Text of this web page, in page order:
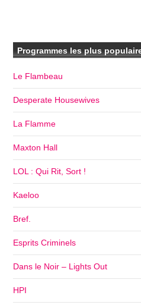
Programmes les plus
Le Flambeau
Desperate Housewives
La Flamme
Maxton Hall
LOL : Qui Rit, Sort !
Kaeloo
Bref.
Esprits Criminels
Dans le Noir – Lights Out
HPI